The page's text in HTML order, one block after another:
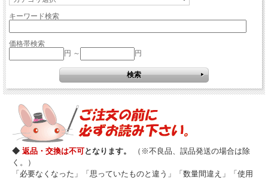
キーワード検索
価格帯検索
円 ～
円
◆ 返品・交換は不可となります。
（※不良品、誤品発送の場合は除
く。）
「必要なくなった」「思っていたものと違う」「数量間違え」「使用